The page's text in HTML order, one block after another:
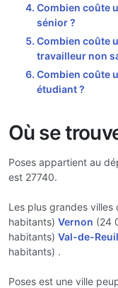
Combien coûte
sénior ?
Combien coûte
travailleur non
Combien coûte
étudiant ?
Où se
Poses appartient au
est 27740.
Les plus grandes
habitants) Vernon (24
habitants) Val-de-Reuil
habitants) .
Poses est une ville